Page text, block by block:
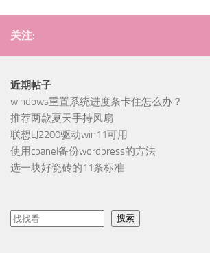
关注:
近期帖子
windows重置系统进度条卡住怎么办？
推荐两款夏天手持风扇
联想LJ2200驱动win11可用
使用cpanel备份wordpress的方法
选一块好瓷砖的11条标准
搜索